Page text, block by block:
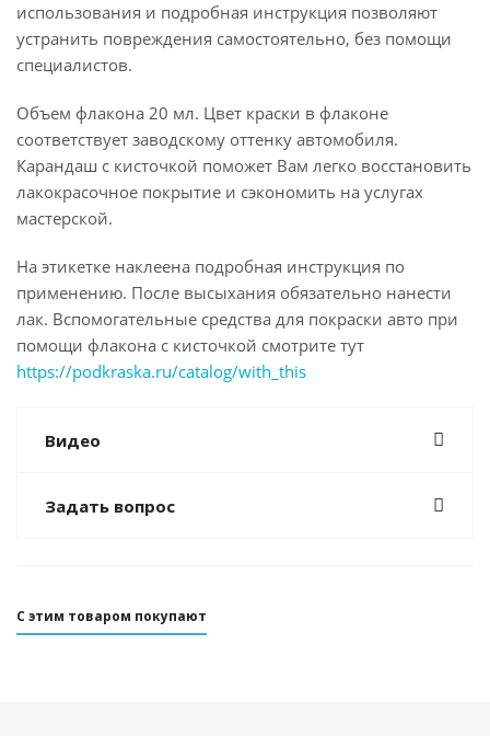
использования и подробная инструкция позволяют
устранить повреждения самостоятельно, без помощи
специалистов.
Объем флакона 20 мл. Цвет краски в флаконе
соответствует заводскому оттенку автомобиля.
Карандаш с кисточкой поможет Вам легко восстановить
лакокрасочное покрытие и сэкономить на услугах
мастерской.
На этикетке наклеена подробная инструкция по
применению. После высыхания обязательно нанести
лак. Вспомогательные средства для покраски авто при
помощи флакона с кисточкой смотрите тут
https://podkraska.ru/catalog/with_this
Видео
Задать вопрос
С этим товаром покупают